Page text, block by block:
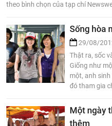
theo bình chọn của tạp chí
Sống hòa
29/08/
Thật ra, sốc
Giống như
một, anh
đó tham gia
Một ngày
thêm